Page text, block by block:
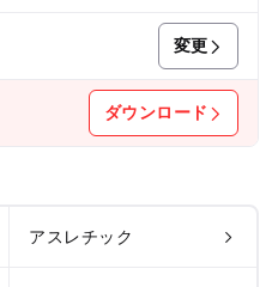
変更
ダウンロード
アスレチック